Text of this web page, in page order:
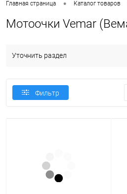
Главная страница • Каталог товаров
Мотоочки Vemar
Уточнить раздел
Фильтр